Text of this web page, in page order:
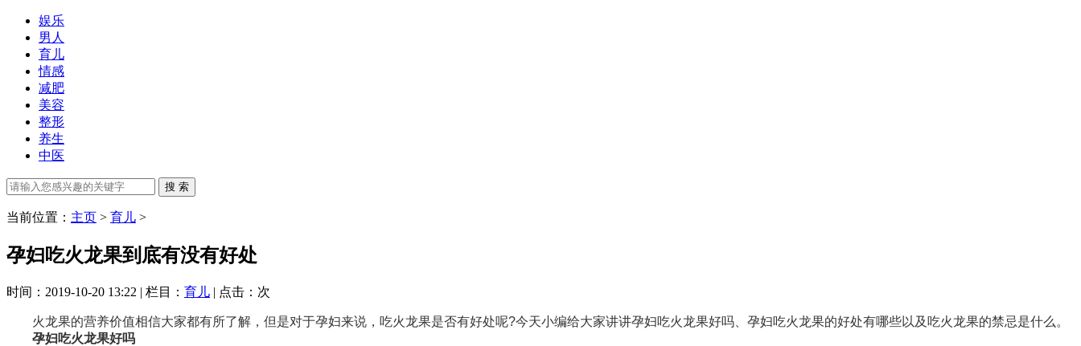
娱乐
男人
育儿
情感
减肥
美容
整形
养生
中医
当前位置： 主页 > 育儿 >
孕妇吃火龙果到底有没有好处
时间：2019-10-20 13:22 | 栏目： 育儿 | 点击： 次
火龙果的营养价值相信大家都有所了解，但是对于孕妇来说，吃火龙果是否有好处呢?今天小编给大家讲讲孕妇吃火龙果好吗、孕妇吃火龙果的好处有哪些以及吃火龙果的禁忌是什么。
孕妇吃火龙果好吗